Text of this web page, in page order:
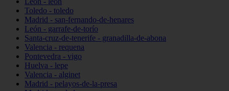
Toledo - toledo
Madrid - san-fernando-de-henares
León - garrafe-de-torío
Santa-cruz-de-tenerife - granadilla-de-abona
Valencia - requena
Pontevedra - vigo
Huelva - lepe
Valencia - alginet
Madrid - pelayos-de-la-presa